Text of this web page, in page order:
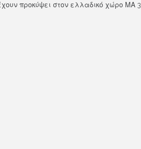
προκύψει στον ελλαδικό χώρο ΜΑ 3